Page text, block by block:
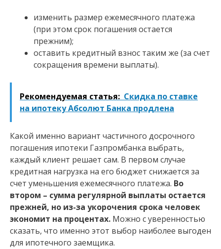
изменить размер ежемесячного платежа
(при этом срок погашения остается
прежним);
оставить кредитный взнос таким же (за счет
сокращения времени выплаты).
Рекомендуемая статья: Скидка по ставке
на ипотеку Абсолют Банка продлена
Какой именно вариант частичного досрочного
погашения ипотеки Газпромбанка выбрать,
каждый клиент решает сам. В первом случае
кредитная нагрузка на его бюджет снижается за
счет уменьшения ежемесячного платежа. Во
втором – сумма регулярной выплаты остается
прежней, но из-за укорочения срока человек
экономит на процентах. Можно с уверенностью
сказать, что именно этот выбор наиболее выгоден
для ипотечного заемщика.